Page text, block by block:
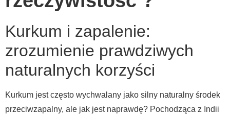
Kurkum i zapalenie:
zrozumienie prawdziwych
naturalnych korzyści
Kurkum jest często wychwalany jako silny naturalny środek
przeciwzapalny, ale jak jest naprawdę? Pochodząca z Indii